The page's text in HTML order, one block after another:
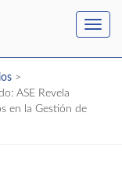
>
ASE Revela
en la Gestión de